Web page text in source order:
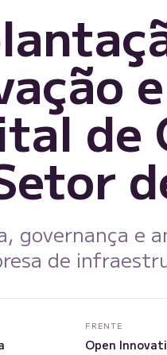
de
governança e
de
FRENTE
Open